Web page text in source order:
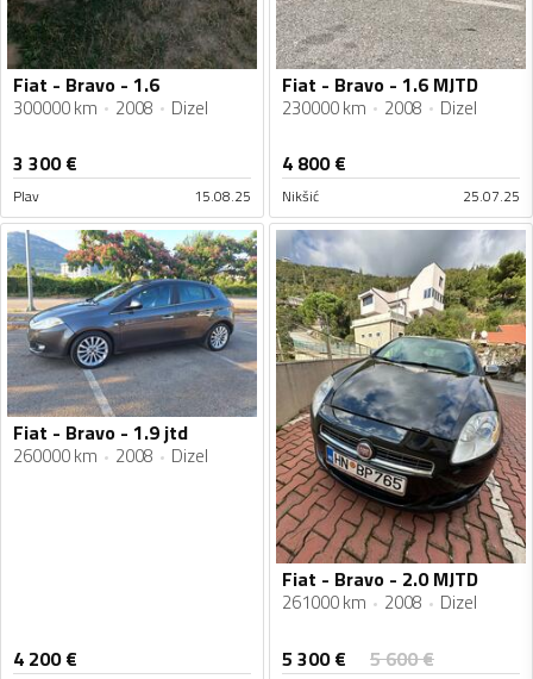
Fiat - Bravo - 1.6
300000 km 2008 Dizel
3 300€
Plav 15.08.25
Fiat - Bravo - 1.6 MJTD
230000 km 2008 Dizel
4 800€
Nikšić 25.07.25
Fiat - Bravo - 1.9 jtd
260000 km 2008 Dizel
4 200€
Fiat - Bravo - 2.0 MJTD
261000 km 2008 Dizel
5 300€ 5 600€